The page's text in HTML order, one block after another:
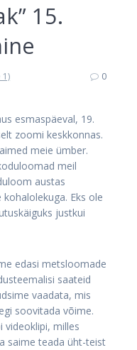
15.
1)
0
esmaspäeval, 19.
zoomi keskkonnas.
meie ümber.
meil
austas
Eks ole
justkui
edasi metsloomade
saateid
vaadata, mis
soovitada võime.
videoklipi, milles
saime teada üht-teist